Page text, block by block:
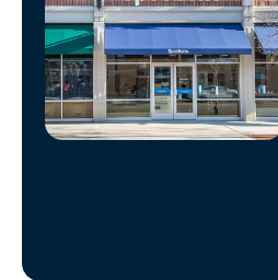
Administrar
cuenta
Encuentra
una
tienda